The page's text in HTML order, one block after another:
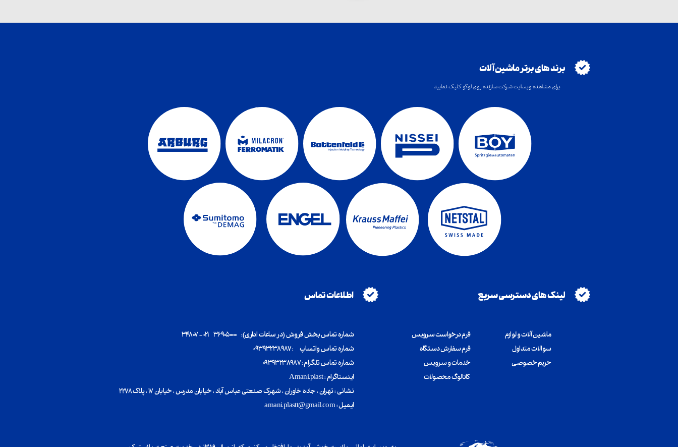
برند های برتر ماشین آلات
برای مشاهده وبسایت شرکت سازنده روی لوگو کلیک نمایید
لینک های دسترسی سریع اطلاعات تماس
ماشین آلات و لوازم
سوالات متداول
​​​​​​​حریم خصوصی
فرم درخواست سرویس
فرم سفارش دستگاه
خدمات و سرویس
کاتالوگ محصولات
شماره تماس بخش فروش (در ساعات اداری): ۳۶۹۰۵۰۰۰۰ ۰۲۱ - ۳۴۸۰۷
شماره تماس واتساپ : ۰۹۳۹۳۲۳۸۹۸۷
شماره تماس تلگرام : ۰۹۳۹۳۲۳۸۹۸۷
اینستاگرام : Amani.plast
​​​​​​​نشانی : تهران ، جاده خاوران ، شهرک صنعتی عباس آباد ، خیابان مدرس ، خیابان ۱۷ ، پلاک ۲۲۷۸
ایمیل : amani.plastt@gmail.com